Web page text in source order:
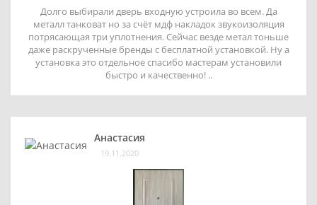
Долго выбирали дверь входную устроила во всем. Да
металл танковат но за счёт мдф накладок звукоизоляция
потрясающая три уплотнения. Сейчас везде метал тоньше
даже раскрученные бренды с бесплатной установкой. Ну а
установка это отдельное спасибо мастерам установили
быстро и качественно! ..
Анастасия
19.11.2020